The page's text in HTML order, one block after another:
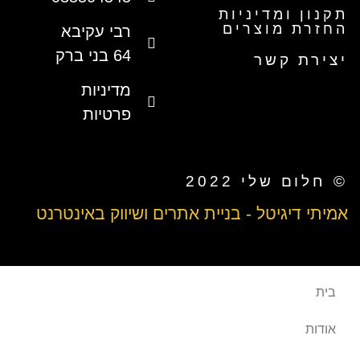
תקנון ומדיניות
החזרת מוצרים
יצירת קשר
רבי עקיבא
64 בני ברק
מדיניות
פרטיות
© חלום שלי 2022
אמיתי דיגיטל - בניית אתרים ושיווק באינטרנט
בית
אודות